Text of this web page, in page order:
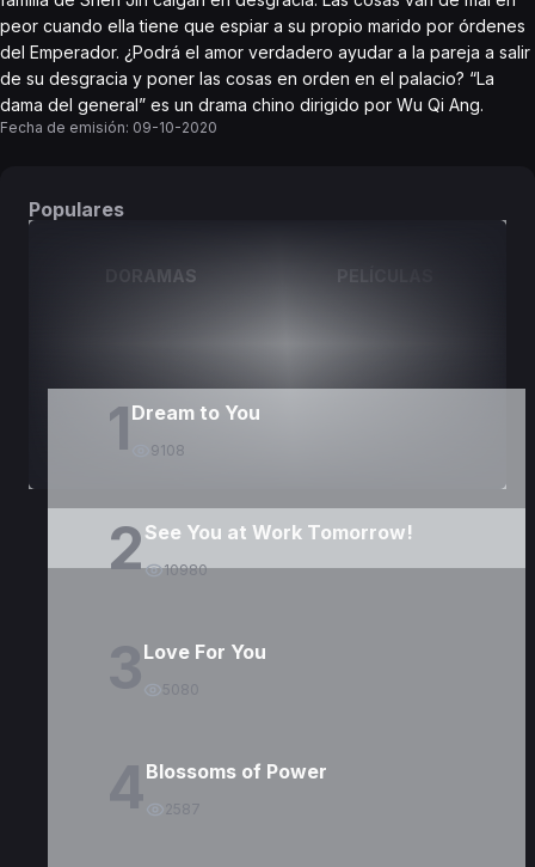
peor cuando ella tiene que espiar a su propio marido por órdenes
del Emperador. ¿Podrá el amor verdadero ayudar a la pareja a salir
de su desgracia y poner las cosas en orden en el palacio? “La
dama del general” es un drama chino dirigido por Wu Qi Ang.
Fecha de emisión: 09-10-2020
Populares
DORAMAS PELÍCULAS
1 Dream to You
9108
2See You at Work Tomorrow!
10980
Love For You
Blossoms of Power